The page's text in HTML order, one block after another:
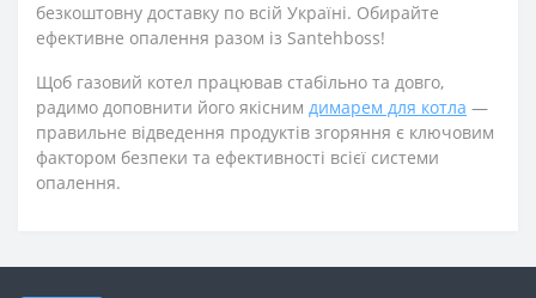
безкоштовну доставку по всій Україні. Обирайте
ефективне опалення разом із Santehboss!
Щоб газовий котел працював стабільно та довго,
радимо доповнити його якісним димарем для котла —
правильне відведення продуктів згоряння є ключовим
фактором безпеки та ефективності всієї системи
опалення.